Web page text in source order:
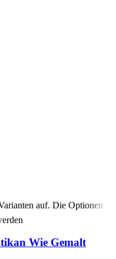
auf. Die Optionen
Wie Gemalt